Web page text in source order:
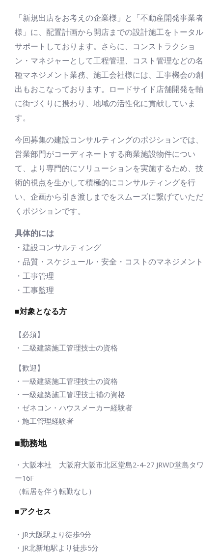
「新規出店をお考えの企業様」と「不動産開発事業者
様」に、配置計画から開店までの設計施工をトータル
サポートしております。さらに、コンストラクショ
ン・マネジャーとして工程管理、コスト管理などの名
種マネジメント業務、施工会社様には、工事機会の創
出もおこなっております。ロードサイド店舗開発を軸
に街づくりに携わり、地域の活性化に貢献していま
す。
今回募集の建設コンサルティングのポジションでは、
営業部門がコーディネートする商業施設物件につい
て、より専門的にソリューションを実施するため、技
術的視点を生かして積極的にコンサルティングを行
い、企画から引き渡しまでをスムーズに繋げていただ
くポジションです。
具体的には
・建設コンサルティング
・品質・スケジュール・安全・コストのマネジメント
・工事管理
・工事監理
■対象となる方
【必須】
・二級建築施工管理技士の資格
【歓迎】
・一級建築施工管理技士の資格
・一級建築施工管理技士補の資格
・ゼネコン・ハウスメーカー経験者
・施工管理経験者
■勤務地
・大阪本社 大阪府大阪市北区堂島2-4-27 JRWD堂島タワ
ー16F
（転居を伴う転勤なし）
■アクセス
・JR大阪駅より徒歩9分
・JR北新地駅より徒歩5分